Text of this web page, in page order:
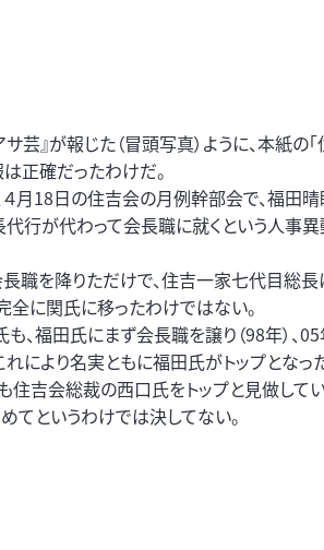
芸』が報じた（冒頭写真）ように、本紙の
正確だったわけだ。
４月18日の住吉会の月例幹部会で、福田
代行が代わって会長職に就くという人事
長職を降りただけで、住吉一家七代目総
全に関氏に移ったわけではない。
、福田氏にまず会長職を譲り（98年）、
により名実ともに福田氏がトップとなっ
住吉会総裁の西口氏をトップと見做してい
てというわけでは決してない。